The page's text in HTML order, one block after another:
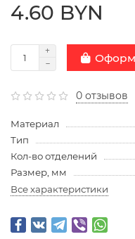
4.60 BYN
0 отзывов
Материал
Тип
Кол-во отделений
Размер, мм
Все характеристики